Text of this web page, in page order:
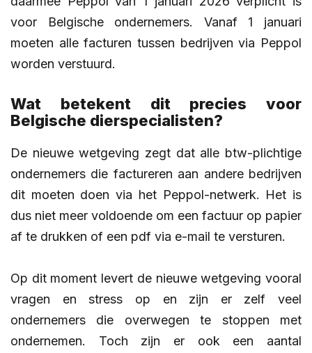
voor Belgische ondernemers. Vanaf 1 januari
moeten alle facturen tussen bedrijven via Peppol
worden verstuurd.
Wat betekent dit precies voor
Belgische dierspecialisten?
De nieuwe wetgeving zegt dat alle btw-plichtige
ondernemers die factureren aan andere bedrijven
dit moeten doen via het Peppol-netwerk. Het is
dus niet meer voldoende om een factuur op papier
af te drukken of een pdf via e-mail te versturen.
Op dit moment levert de nieuwe wetgeving vooral
vragen en stress op en zijn er zelf veel
ondernemers die overwegen te stoppen met
ondernemen. Toch zijn er ook een aantal